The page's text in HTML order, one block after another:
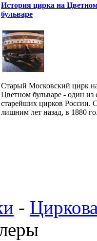
История цирка на
бульваре
Cтарый Московский цирк
Цветном бульваре - один из
старейших цирков России.
лишним лет назад, в 1880
-